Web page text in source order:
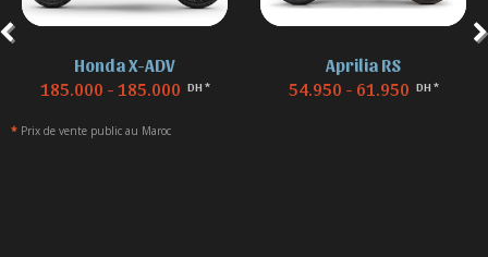
Honda X-ADV
185.000 - 185.000 DH *
Aprilia RS
54.950 - 61.950 DH *
* Prix de vente public au Maroc